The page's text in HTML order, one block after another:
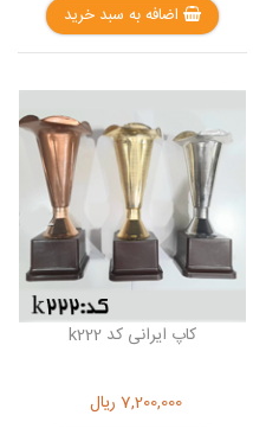
اضافه به سبد خرید
کاپ ایرانی کد k222
7,200,000 ریال